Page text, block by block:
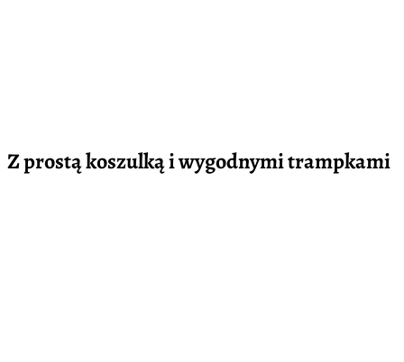
Z prostą koszulką i wygodnymi trampkami